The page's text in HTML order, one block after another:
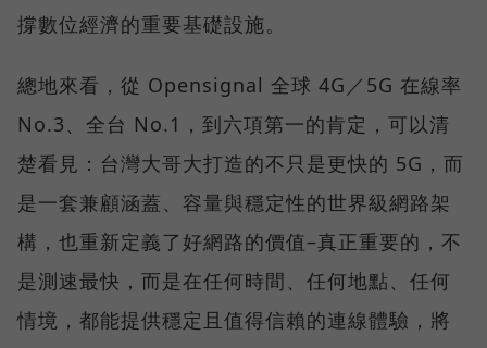
撐數位經濟的重要基礎設施。
總地來看，從 Opensignal 全球 4G／5G 在線率
No.3、全台 No.1，到六項第一的肯定，可以清
楚看見：台灣大哥大打造的不只是更快的 5G，而
是一套兼顧涵蓋、容量與穩定性的世界級網路架
構，也重新定義了好網路的價值–真正重要的，不
是測速最快，而是在任何時間、任何地點、任何
情境，都能提供穩定且值得信賴的連線體驗，將